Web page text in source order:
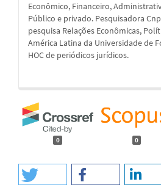
Econômico, Financeiro,
Público e privado. Pesquisadora
pesquisa Relações Econômicas,
América Latina da Universidade de
HOC de periódicos jurídicos.
0 0